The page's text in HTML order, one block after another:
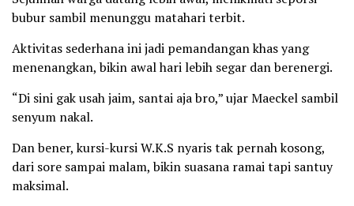
bubur sambil menunggu matahari terbit.
Aktivitas sederhana ini jadi pemandangan khas yang
menenangkan, bikin awal hari lebih segar dan berenergi.
“Di sini gak usah jaim, santai aja bro,” ujar Maeckel sambil
senyum nakal.
Dan bener, kursi-kursi W.K.S nyaris tak pernah kosong,
dari sore sampai malam, bikin suasana ramai tapi santuy
maksimal.